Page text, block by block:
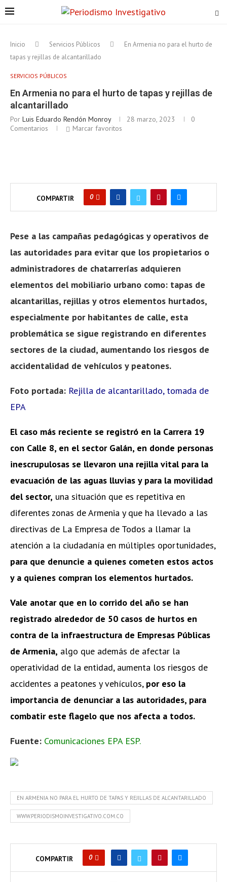
Inicio Servicios Públicos
En Armenia no para el hurto de
tapas y rejillas de alcantarillado
SERVICIOS PÚBLICOS
En Armenia no para el hurto de tapas y rejillas de
alcantarillado
Por Luis Eduardo Rendón Monroy 28 marzo, 2023
0
Comentarios
Marcar favoritos
COMPARTIR 0
Pese a las campañas pedagógicas y operativos de
las autoridades para evitar que los propietarios o
administradores de chatarrerías adquieren
elementos del mobiliario urbano como: tapas de
alcantarillas, rejillas y otros elementos hurtados,
especialmente por habitantes de calle, esta
problemática se sigue registrando en diferentes
sectores de la ciudad, aumentando los riesgos de
accidentalidad de vehículos y peatones.
Foto portada: Rejilla de alcantarillado, tomada de
EPA
El caso más reciente se registró en la Carrera 19
con Calle 8, en el sector Galán, en donde personas
inescrupulosas se llevaron una rejilla vital para la
evacuación de las aguas lluvias y para la movilidad
del sector, una situación que es repetitiva en
diferentes zonas de Armenia y que ha llevado a las
directivas de La Empresa de Todos a llamar la
atención a la ciudadanía en múltiples oportunidades,
para que denuncie a quienes cometen estos actos
y a quienes compran los elementos hurtados.
Vale anotar que en lo corrido del año se han
registrado alrededor de 50 casos de hurtos en
contra de la infraestructura de Empresas Públicas
de Armenia, algo que además de afectar la
operatividad de la entidad, aumenta los riesgos de
accidentes a peatones y vehículos, por eso la
importancia de denunciar a las autoridades, para
combatir este flagelo que nos afecta a todos.
Fuente: Comunicaciones EPA ESP.
EN ARMENIA NO PARA EL HURTO DE TAPAS Y REJILLAS DE ALCANTARILLADO
WWW.PERIODISMOINVESTIGATIVO.COM.CO
COMPARTIR 0